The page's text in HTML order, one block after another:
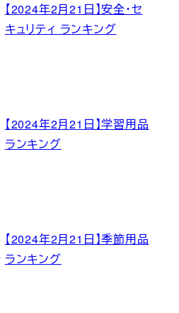
【2024年2月21日】安全・セ
キュリティ ランキング
【2024年2月21日】学習用品
ランキング
【2024年2月21日】季節用品
ランキング